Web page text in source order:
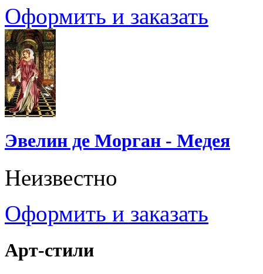
Оформить и заказать
Эвелин де Морган - Медея
Неизвестно
Оформить и заказать
Арт-стили